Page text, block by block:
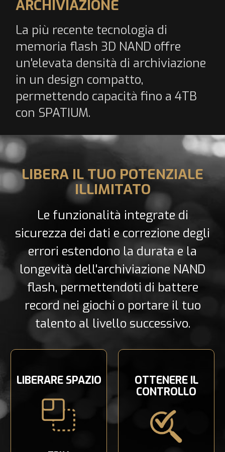
ARCHIVIAZIONE
La più recente tecnologia di
memoria flash 3D NAND offre
un'elevata densità di archiviazione
in un design compatto,
permettendo capacità fino a 4TB
con SPATIUM.
LIBERA IL TUO POTENZIALE
ILLIMITATO
Le funzionalità integrate di
sicurezza dei dati e correzione degli
errori estendono la durata e la
longevità dell'archiviazione NAND
flash, permettendoti di battere
record nei giochi o portare il tuo
talento al livello successivo.
LIBERARE SPAZIO
OTTENERE IL
CONTROLLO